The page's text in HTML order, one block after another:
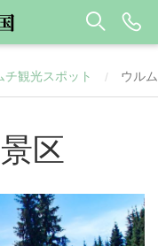
チ観光スポット / ウル
区